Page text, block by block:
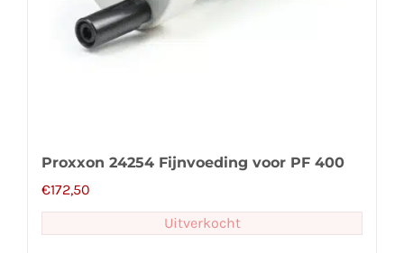
Proxxon 24254 Fijnvoeding voor PF 400
€172,50
Uitverkocht